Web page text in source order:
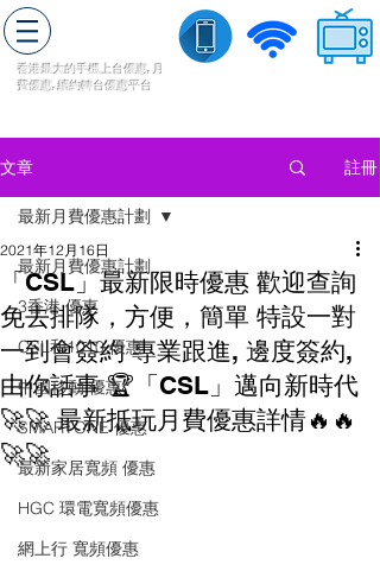
香港最大的手機上台優惠, 月
費優惠,續約轉台優惠平台
文章 註冊
最新月費優惠計劃
3香港 優惠
CSL和1010 優惠
中國移動 優惠
SMARTONE 優惠
最新家居寬頻 優惠
HGC 環電寬頻優惠
網上行 寬頻優惠
最新月費優惠計劃
「CSL」最新限時優惠 歡迎查詢
免去排隊，方便，簡單 特設一對
一到會簽約 專業跟進, 邊度簽約,
由你話事 🏆「CSL」邁向新時代
🚀🚀 最新抵玩月費優惠詳情🔥🔥
🚀🚀
2021年12月16日